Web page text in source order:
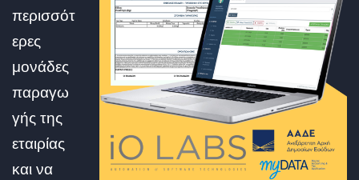
περισσότ
ερες
μονάδες
παραγω
γής της
εταιρίας
και να